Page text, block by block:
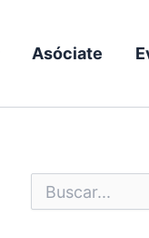
Asóciate
u